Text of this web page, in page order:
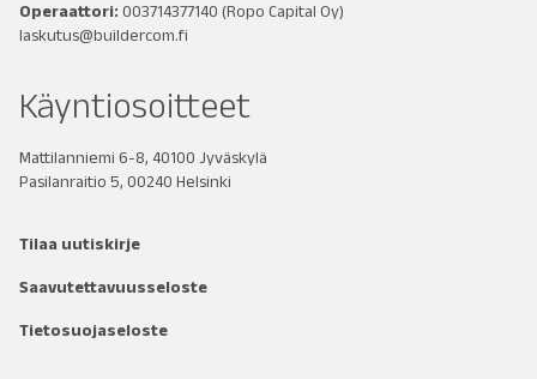
Operaattori: 003714377140 (Ropo Capital Oy)
laskutus@buildercom.fi
Käyntiosoitteet
Mattilanniemi 6-8, 40100 Jyväskylä
Pasilanraitio 5, 00240 Helsinki
Tilaa uutiskirje
Saavutettavuusseloste
Tietosuojaseloste